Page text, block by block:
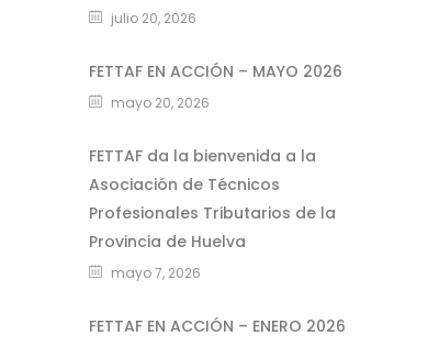
julio 20, 2026
FETTAF EN ACCIÓN – MAYO 2026
mayo 20, 2026
FETTAF da la bienvenida a la
Asociación de Técnicos
Profesionales Tributarios de la
Provincia de Huelva
mayo 7, 2026
FETTAF EN ACCIÓN – ENERO 2026